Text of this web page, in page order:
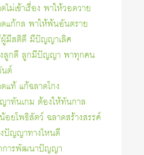
ไม่เข้าเรื่อง พาให้วอดวาย
แก้กล พาให้พ้นอันตราย
มีสติดี มีปัญญาเลิศ
ลูกดี ลูกมีปัญญา พาทุกคน
ต์
แท้ แก้ฉลาดโกง
ทันเกม ต้องให้ทันกาล
อยโพธิสัตว์ ฉลาดสร้างสรรค์
ปัญญาทางไหนดี
การพัฒนาปัญญา